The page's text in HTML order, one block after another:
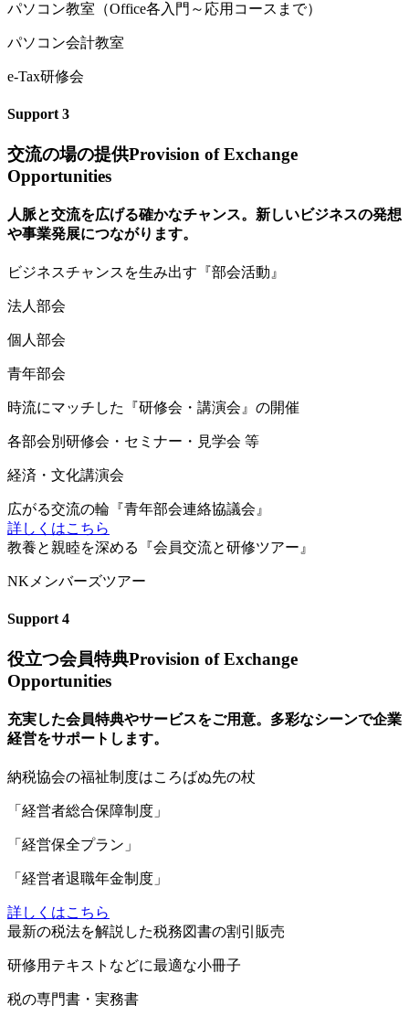
パソコン教室（Office各入門～応用コースまで）
パソコン会計教室
e-Tax研修会
Support 3
交流の場の提供Provision of Exchange
Opportunities
人脈と交流を広げる確かなチャンス。新しいビジネスの発想
や事業発展につながります。
ビジネスチャンスを生み出す『部会活動』
法人部会
個人部会
青年部会
時流にマッチした『研修会・講演会』の開催
各部会別研修会・セミナー・見学会 等
経済・文化講演会
広がる交流の輪『青年部会連絡協議会』
詳しくはこちら
教養と親睦を深める『会員交流と研修ツアー』
NKメンバーズツアー
Support4
役立つ会員特典Provision of Exchange
Opportunities
充実した会員特典やサービスをご用意。多彩なシーンで企業
経営をサポートします。
納税協会の福祉制度はころばぬ先の杖
「経営者総合保障制度」
「経営保全プラン」
「経営者退職年金制度」
詳しくはこちら
最新の税法を解説した税務図書の割引販売
研修用テキストなどに最適な小冊子
税の専門書・実務書